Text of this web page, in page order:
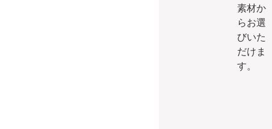
素材か
らお選
びいた
だけま
す。